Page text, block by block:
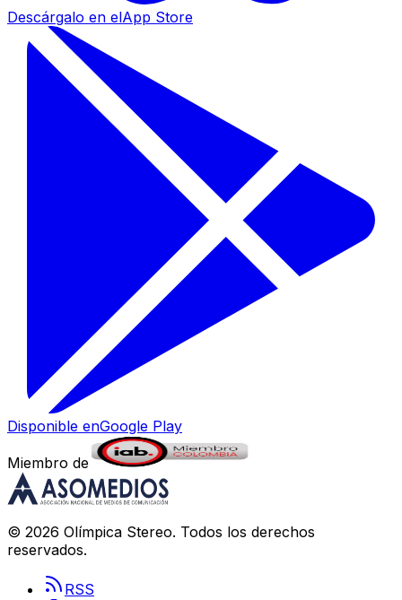
Descárgalo en elApp Store
Disponible enGoogle Play
Miembro de
© 2026 Olímpica Stereo. Todos los derechos
reservados.
RSS